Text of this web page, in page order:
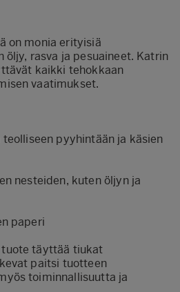
on monia erityisiä
rasva ja pesuaineet. Katrin
kaikki tehokkaan
vaatimukset.
pyyhintään ja käsien
nesteiden, kuten öljyn ja
paperi
täyttää tiukat
paitsi tuotteen
toiminnallisuutta ja